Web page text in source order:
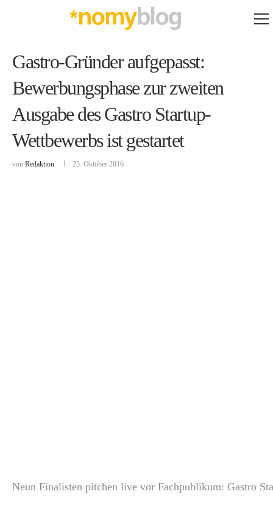
Gastro-Gründer aufgepasst:
Bewerbungsphase zur zweiten
Ausgabe des Gastro Startup-
Wettbewerbs ist gestartet
von Redaktion 25. Oktober 2016
Neun Finalisten pitchen live vor Fachpublikum: Gastro